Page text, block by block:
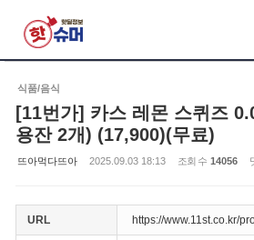
식품/음식
[11번가] 카스 레몬 스퀴즈
용잔 2개) (17,900)(무료)
뜨아먹다뜨아 2025.09.03 18:13 조회 수 14056
URL https://www.11st.co.kr/